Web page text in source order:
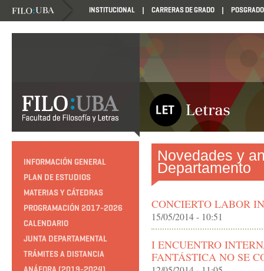
INSTITUCIONAL CARRERAS DE GRADO POSGRADO
INFORMACIÓN GENERAL
PLAN DE ESTUDIOS
MATERIAS Y CÁTEDRAS
PROGRAMACIÓN 2017-2026
CALENDARIO
JUNTA DEPARTAMENTAL
TRÁMITES A DISTANCIA
Novedades y
Departamento
CONCIERTO LABOR
15/05/2014 - 10:51
I ENCUENTRO
FANTÁSTICA NO SE